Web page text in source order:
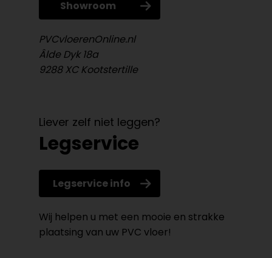
Showroom
PVCvloerenOnline.nl
Âlde Dyk 18a
9288 XC Kootstertille
Liever zelf niet leggen?
Legservice
Legservice info
Wij helpen u met een mooie en strakke
plaatsing van uw PVC vloer!